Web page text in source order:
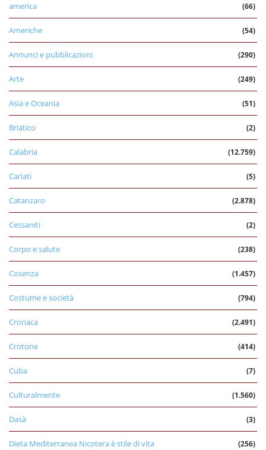
america (66)
Americhe (54)
Annunci e pubblicazioni (290)
Arte (249)
Asia e Oceania (51)
Briatico (2)
Calabria (12.759)
Cariati (5)
Catanzaro (2.878)
Cessaniti (2)
Corpo e salute (238)
Cosenza (1.457)
Costume e società (794)
Cronaca (2.491)
Crotone (414)
Cuba (7)
Culturalmente (1.560)
Dasà (3)
Dieta Mediterranea Nicotera è stile di vita (256)